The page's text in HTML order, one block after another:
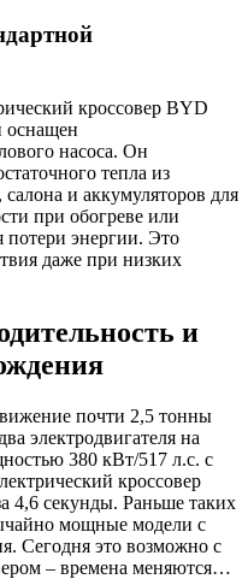
кроссовер BYD
оснащен
насоса. Он
тепла из
и аккумуляторов для
при обогреве или
энергии. Это
даже при низких
и
почти 2,5 тонны
электродвигателя на
380 кВт/517 л.с. с
кроссовер
4,6 секунды. Раньше таких
мощные модели с
Сегодня это возможно с
– времена меняются…